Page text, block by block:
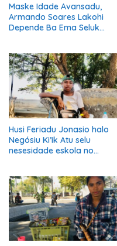
Maske Idade Avansadu,
Armando Soares Lakohi
Depende Ba Ema Seluk
Husi Feriadu Jonasio halo
Negósiu Ki’ik Atu selu
nesesidade eskola no